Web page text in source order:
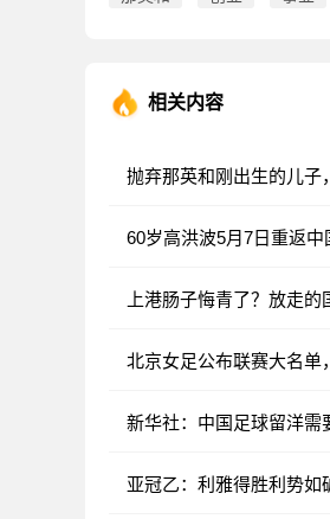
相关内容
抛弃那英和刚出生的儿子
60岁高洪波5月7日重返
上港肠子悔青了？放走
北京女足公布联赛大名单
新华社：中国足球留洋需
亚冠乙：利雅得胜利势